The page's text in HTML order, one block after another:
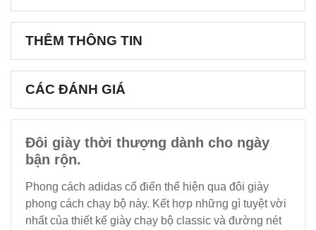
THÊM THÔNG TIN
CÁC ĐÁNH GIÁ
Đôi giày thời thượng dành cho ngày
bận rộn.
Phong cách adidas cổ điển thể hiện qua đôi giày
phong cách chạy bộ này. Kết hợp những gì tuyệt vời
nhất của thiết kế giày chạy bộ classic và đường nét